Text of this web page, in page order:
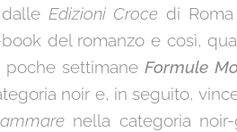
Edizioni Croce di
del romanzo e così,
settimane Formule
noir e, in seguito,
nella categoria